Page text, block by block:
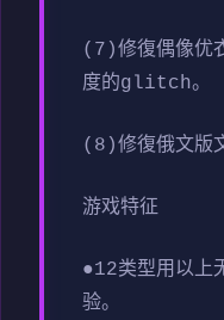
(7)修復偶像优
度的glitch。
(8)修復俄文版
游戏特征
●12类型用以上
验。